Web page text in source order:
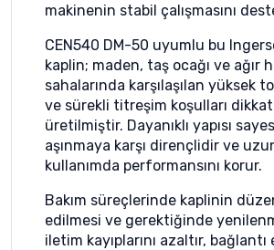
makinenin stabil çalışmasını
CEN540 DM-50 uyumlu bu
kaplin; maden, taş ocağı ve ağır
sahalarında karşılaşılan yüksek
ve sürekli titreşim koşulları
üretilmiştir. Dayanıklı yapısı
aşınmaya karşı dirençlidir ve
kullanımda performansını korur.
Bakım süreçlerinde kaplinin
edilmesi ve gerektiğinde
iletim kayıplarını azaltır, bağlantı